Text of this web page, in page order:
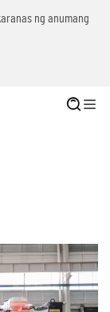
ng anumang